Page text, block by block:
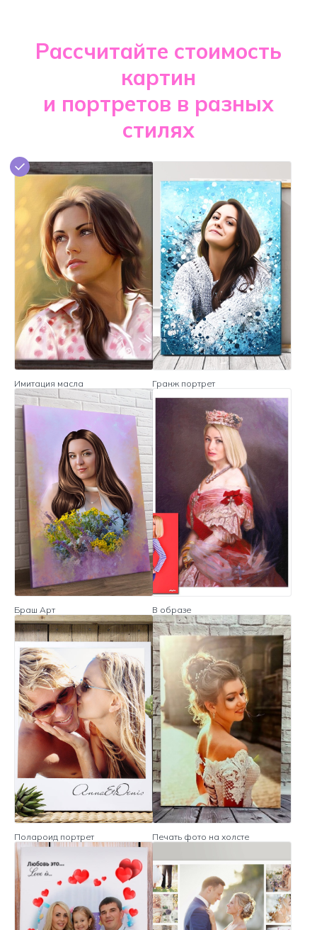
Рассчитайте стоимость
картин
и портретов в разных
стилях
Имитация масла Гранж портрет
Браш Арт В образе
Полароид портрет Печать фото на холсте